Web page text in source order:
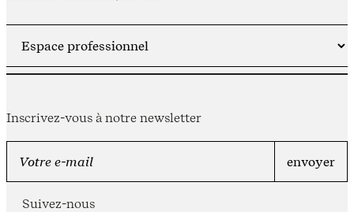
Inscrivez-vous à notre newsletter
Suivez-nous